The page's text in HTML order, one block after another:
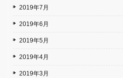
2019年7月
2019年6月
2019年5月
2019年4月
2019年3月